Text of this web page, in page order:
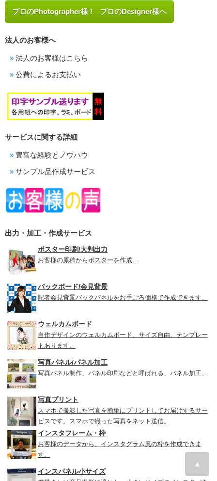
プロのPhotographer様 ! プロのDesigner様へ
法人のお客様へ
法人のお客様はこちら
公費によるお支払い
サービスに関する詳細
豊富な経験とノウハウ
サンプル品作成サービス
出力・加工・作成サービス
ポスター印刷/大判出力
お客様の原稿からポスターを作成。
バックボード/会見背景
記者会見背景バックパネルをお手ごろ価格で作成できます。
ウェルカムボード
自作デザインのウェルカムボード、サイズ自由、テンプレー
トあります。
写真パネル/パネル加工
写真パネル制作、パネル印刷などと呼ばれる、パネル加工。
写真プリント
スマホで撮影した写真を簡単にプリントしてお届けするサー
ビスです。スマホで撮った写真をネット送信。
インスタフレーム・枠
お客様のデータから、インスタグラム風の枠を作成できま
す。
インスパネル小サイズ
▲